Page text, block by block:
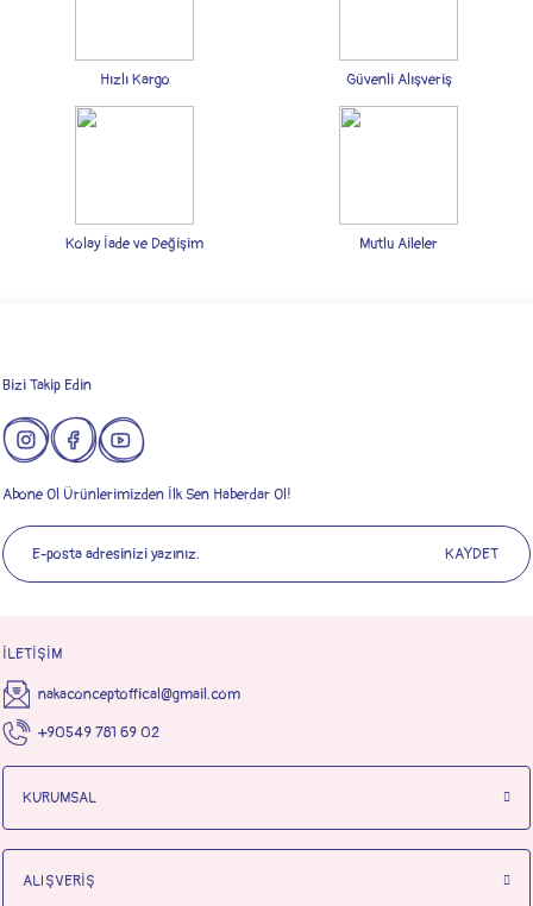
Ürün açıklamasında eksik bilgiler bulunuyor.
Ürün bilgilerinde hatalar bulunuyor.
Hızlı Kargo Güvenli Alışveriş
Kolay İade ve Değişim Mutlu Aileler
Bizi Takip Edin
Abone Ol Ürünlerimizden İlk Sen Haberdar Ol!
KAYDET
İLETİŞİM
nakaconceptoffical@gmail.com
+90549 781 69 02
KURUMSAL
ALIŞVERİŞ